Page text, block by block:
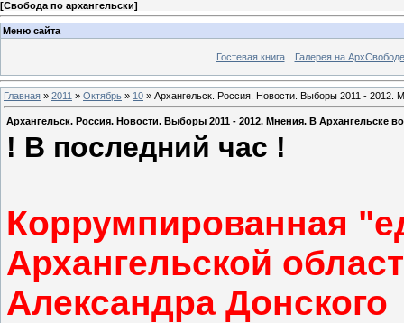
[Свобода по архангельски]
Меню сайта
Гостевая книга Галерея на АрхСвободе
Главная » 2011 » Октябрь » 10 » Архангельск. Россия. Новости. Выборы 2011 - 2012.
Архангельск. Россия. Новости. Выборы 2011 - 2012. Мнения. В Архангельске
! В последний час !
Коррумпированная
Архангельской
Александра Донского